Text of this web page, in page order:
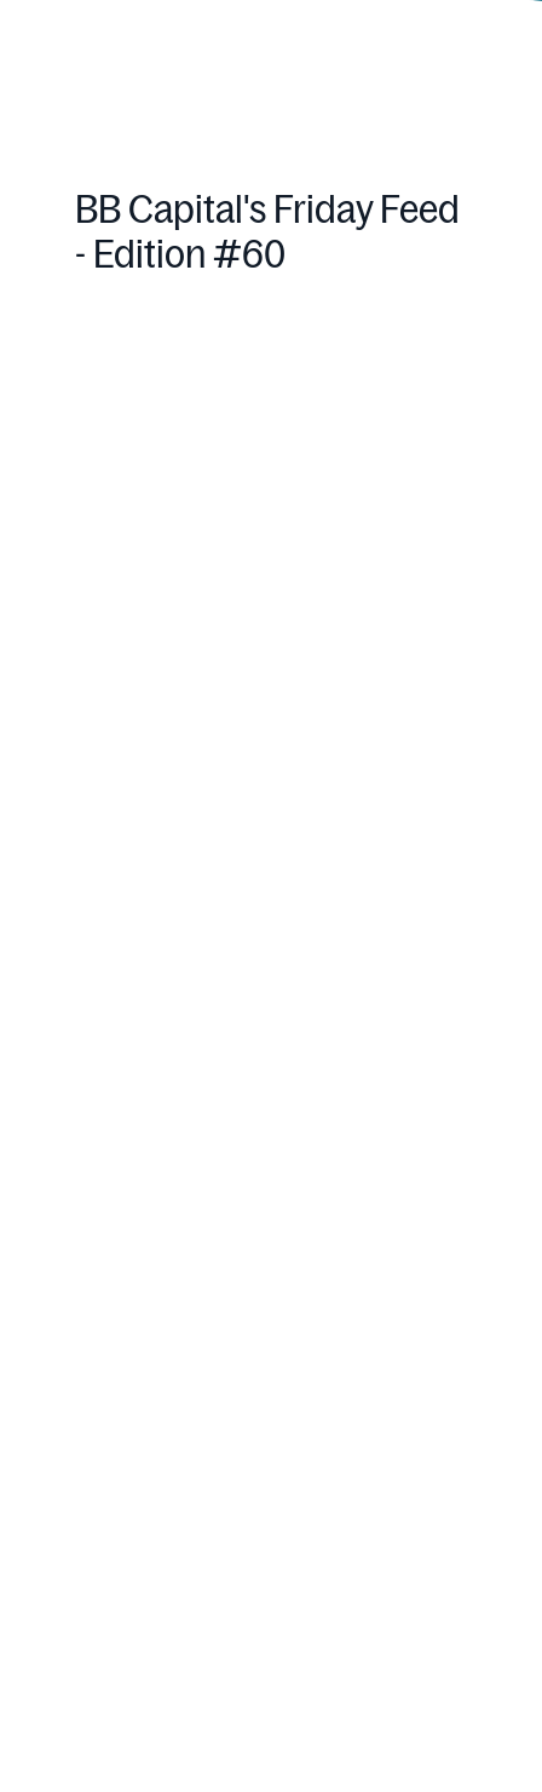
BB Capital's Friday Feed
- Edition #60